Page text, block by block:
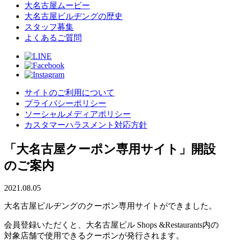
大名古屋ムービー
大名古屋ビルヂングの歴史
スタッフ募集
よくあるご質問
サイトのご利用について
プライバシーポリシー
ソーシャルメディアポリシー
カスタマーハラスメント対応方針
「大名古屋クーポン専用サイト」開設
のご案内
2021.08.05
大名古屋ビルヂングのクーポン専用サイトができました。
会員登録いただくと、大名古屋ビル Shops &Restaurants内の
対象店舗で使用できるクーポンが発行されます。